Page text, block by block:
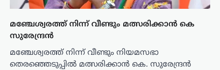
മഞ്ചേശ്വരത്ത് നിന്ന് വീണ്ടും മത്സരിക്കാൻ കെ
സുരേന്ദ്രൻ
മഞ്ചേശ്വരത്ത് നിന്ന് വീണ്ടും നിയമസഭാ
തെരഞ്ഞെടുപ്പിൽ മത്സരിക്കാൻ കെ. സുരേന്ദ്രൻ